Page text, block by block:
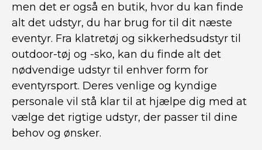
men det er også en butik, hvor du kan finde
alt det udstyr, du har brug for til dit næste
eventyr. Fra klatretøj og sikkerhedsudstyr til
outdoor-tøj og -sko, kan du finde alt det
nødvendige udstyr til enhver form for
eventyrsport. Deres venlige og kyndige
personale vil stå klar til at hjælpe dig med at
vælge det rigtige udstyr, der passer til dine
behov og ønsker.